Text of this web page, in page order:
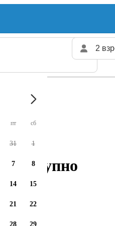
2
доступно
пт сб
31 1
7 8
14 15
21 22
28 29